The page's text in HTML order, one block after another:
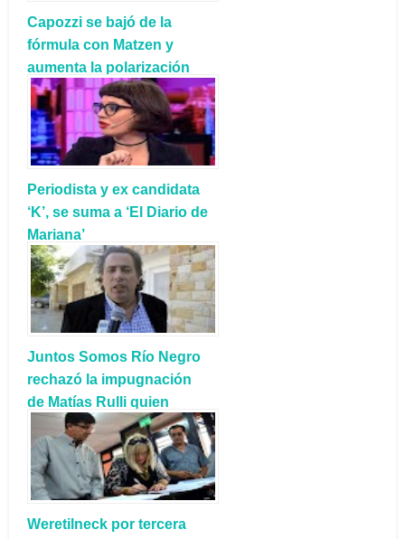
Capozzi se bajó de la
fórmula con Matzen y
aumenta la polarización
Weretilneck - Soria
Periodista y ex candidata
‘K’, se suma a ‘El Diario de
Mariana’
Juntos Somos Río Negro
rechazó la impugnación
de Matías Rulli quien
recurrió a la Justicia
Electoral
Weretilneck por tercera